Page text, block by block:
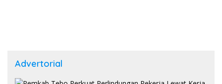
Advertorial